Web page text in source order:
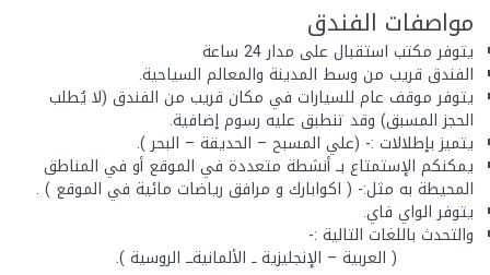
مواصفات الفندق
يتوفر مكتب استقبال على مدار 24 ساعة
الفندق قريب من وسط المدينة والمعالم السياحية.
يتوفر موقف عام للسيارات في مكان قريب من الفندق (لا يُطلب
الحجز المسبق) وقد تنطبق عليه رسوم إضافية.
يتميز بإطلالات :- (علي المسبح – الحديقة – البحر ).
يمكنكم الإستمتاع بــ أنشطة متعددة في الموقع أو في المناطق
المحيطة به مثل:- ( اكوابارك و مرافق رياضات مائية في الموقع ) .
يتوفر الواي فاي.
والتحدث باللغات التالية :-
( العربية – الإنجليزية ــ الألمانيةـــ الروسية ).